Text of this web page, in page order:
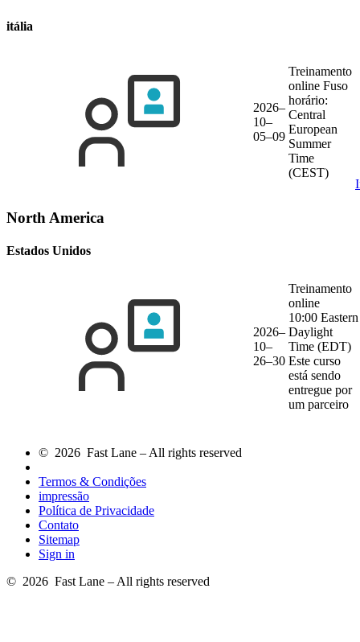
itália
2026–
10–
05–09
Treinamento
online Fuso
horário:
Central
European
Summer
Time
(CEST)
North America
Estados Unidos
2026–
10–
26–30
Treinamento
online
10:00 Eastern
Daylight
Time (EDT)
Este curso
está sendo
entregue por
um parceiro
© 2026 Fast Lane – All rights reserved
Termos & Condições
impressão
Política de Privacidade
Contato
Sitemap
Sign in
© 2026 Fast Lane – All rights reserved